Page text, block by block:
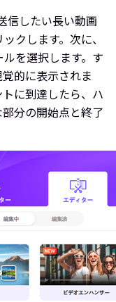
信したい長い動画
クします。次に、
を選択します。す
的に表示されま
に到達したら、ハ
分の開始点と終了